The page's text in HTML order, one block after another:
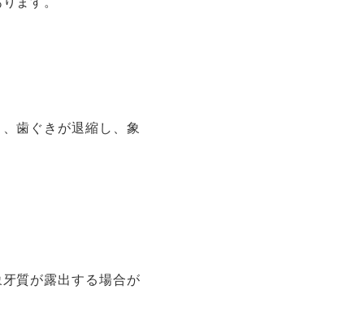
歯ぐきが退縮し、象
質が露出する場合が